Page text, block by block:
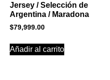
Jersey / Selección de
Argentina / Maradona
$79,999.00
Añadir al carrito